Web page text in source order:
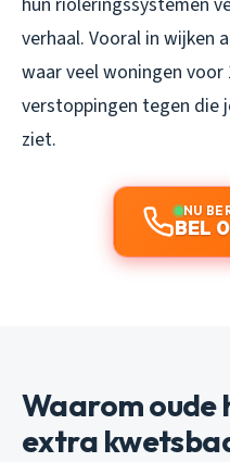
verhaal. Vooral in wijken
waar veel woningen
verstoppingen tegen die
ziet.
NU
BEL
Waarom oude
extra